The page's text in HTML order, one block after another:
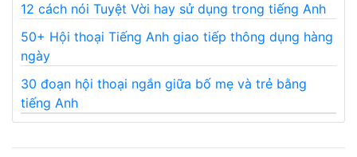
12 cách nói Tuyệt Vời hay sử dụng trong tiếng Anh
50+ Hội thoại Tiếng Anh giao tiếp thông dụng hàng
ngày
30 đoạn hội thoại ngắn giữa bố mẹ và trẻ bằng
tiếng Anh